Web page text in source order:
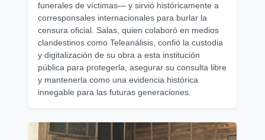
funerales de víctimas— y sirvió históricamente a
corresponsales internacionales para burlar la
censura oficial. Salas, quien colaboró en medios
clandestinos como Teleanálisis, confió la custodia
y digitalización de su obra a esta institución
pública para protegerla, asegurar su consulta libre
y mantenerla como una evidencia histórica
innegable para las futuras generaciones.